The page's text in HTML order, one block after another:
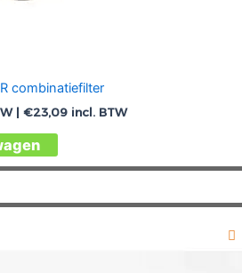
combinatiefilter
| €23,09 incl. BTW